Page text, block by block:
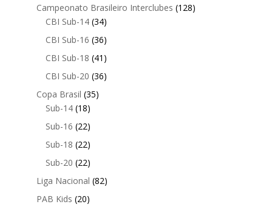
Campeonato Brasileiro Interclubes (128)
CBI Sub-14(34)
CBI Sub-16 (36)
CBI Sub-18 (41)
CBI Sub-20 (36)
Copa Brasil (35)
Sub-14(18)
Sub-16 (22)
Sub-18 (22)
Sub-20 (22)
Liga Nacional (82)
PAB Kids (20)